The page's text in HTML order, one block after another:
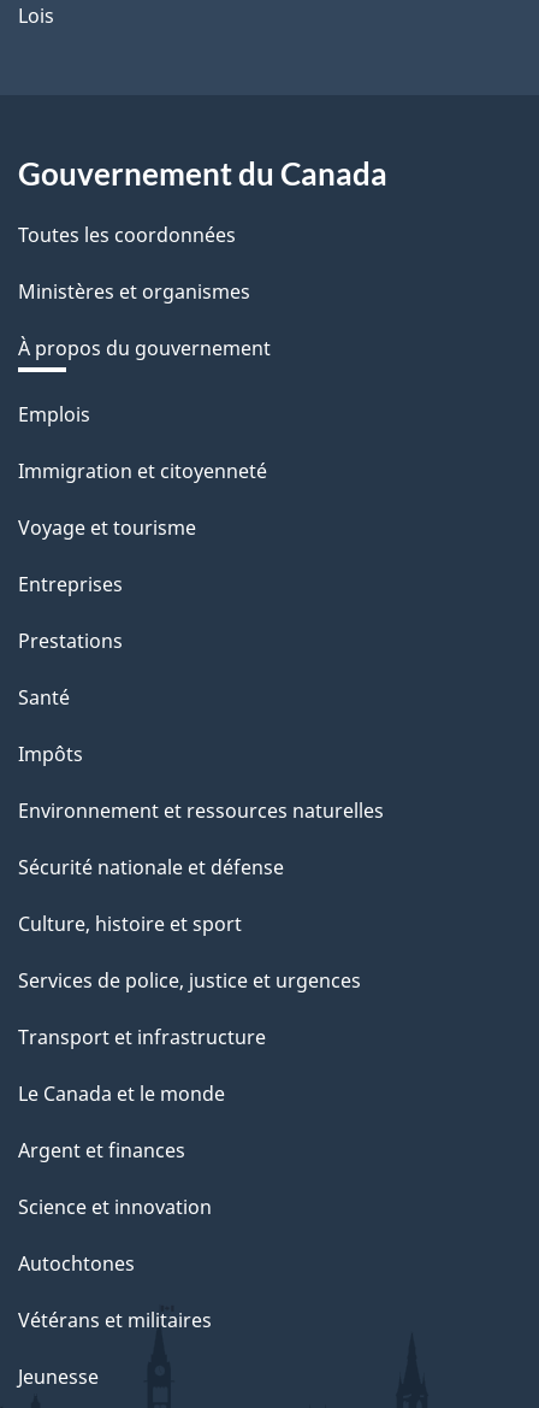
Lois
Gouvernement du Canada
Toutes les coordonnées
Ministères et organismes
À propos du gouvernement
Thèmes
sujets
Emplois
Immigration et citoyenneté
Voyage et tourisme
Entreprises
Prestations
Santé
Impôts
Environnement et ressources naturelles
Sécurité nationale et défense
Culture, histoire et sport
Services de police, justice et urgences
Transport et infrastructure
Le Canada et le monde
Argent et finances
Science et innovation
Autochtones
Vétérans et militaires
Jeunesse